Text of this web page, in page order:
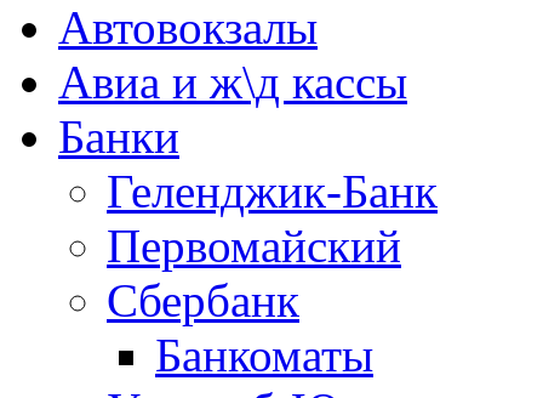
Автовокзалы
Авиа и ж\д кассы
Банки
Геленджик-Банк
Первомайский
Сбербанк
Банкоматы